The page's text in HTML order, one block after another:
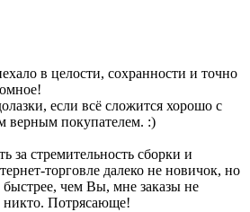
в целости, сохранности и точно
если всё сложится хорошо с
верным покупателем. :)
за стремительность сборки и
торговле далеко не новичок, но
быстрее, чем Вы, мне заказы не
никто. Потрясающе!